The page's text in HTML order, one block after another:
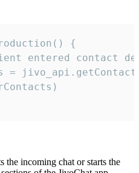
{
entered contact
=
the incoming chat or starts the